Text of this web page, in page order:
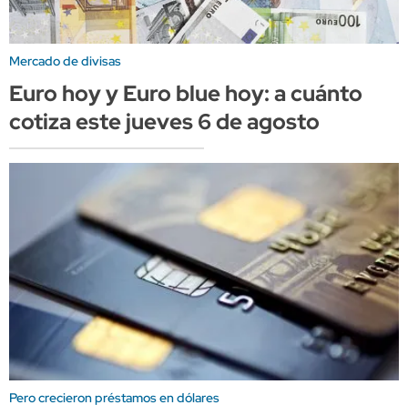
Mercado de divisas
Euro hoy y Euro blue hoy: a cuánto
cotiza este jueves 6 de agosto
Pero crecieron préstamos en dólares